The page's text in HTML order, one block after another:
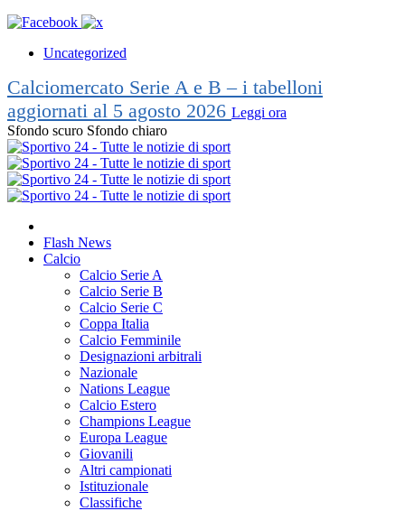
Uncategorized
Calciomercato Serie A e B – i tabelloni
aggiornati al 5 agosto 2026 Leggi ora
Sfondo scuro Sfondo chiaro
Flash News
Calcio
Calcio Serie A
Calcio Serie B
Calcio Serie C
Coppa Italia
Calcio Femminile
Designazioni arbitrali
Nazionale
Nations League
Calcio Estero
Champions League
Europa League
Giovanili
Altri campionati
Istituzionale
Classifiche